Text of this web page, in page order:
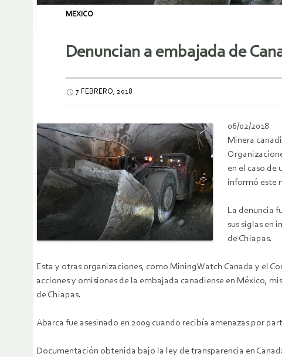
MEXICO
Denuncian a embajada de
7 FEBRERO, 2018
06/02/2018
Minera
en el caso de
informó este
La denuncia
sus siglas en
de Chiapas.
Esta y otras organizaciones, como MiningWatch Canada y el
acciones y omisiones de la embajada canadiense en México,
de Chiapas.
Abarca fue asesinado en 2009 cuando recibía amenazas por
Documentación obtenida bajo la ley de transparencia en